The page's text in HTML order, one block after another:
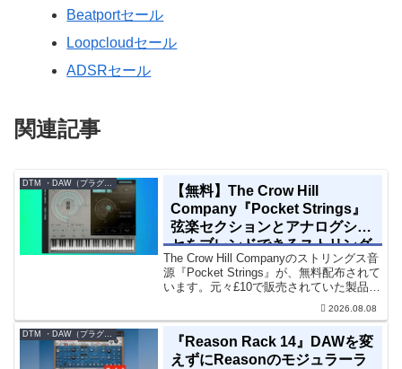
Beatportセール
Loopcloudセール
ADSRセール
関連記事
【無料】The Crow Hill
Company『Pocket Strings』
弦楽セクションとアナログシン
セをブレンドできるストリング
ス音源プラグイン
The Crow Hill Companyのストリングス音
源『Pocket Strings』が、無料配布されて
います。元々£10で販売されていた製品で
す。『Pocket Strings』についてPocket
2026.08.08
DTM ・DAW（プラグイン、シンセなど）のセール情報
『Reason Rack 14』DAWを変
えずにReasonのモジュラーラ